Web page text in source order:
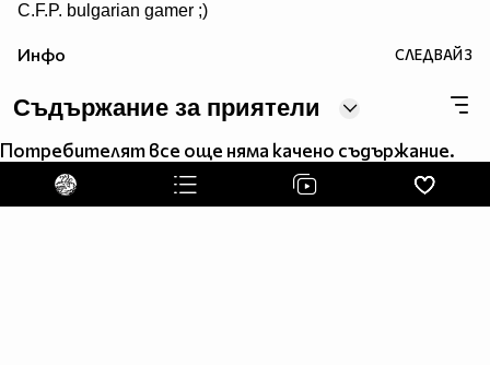
C.F.P. bulgarian gamer ;)
Инфо СЛЕДВАЙ3
Съдържание за приятели
Потребителят все още няма качено съдържание.